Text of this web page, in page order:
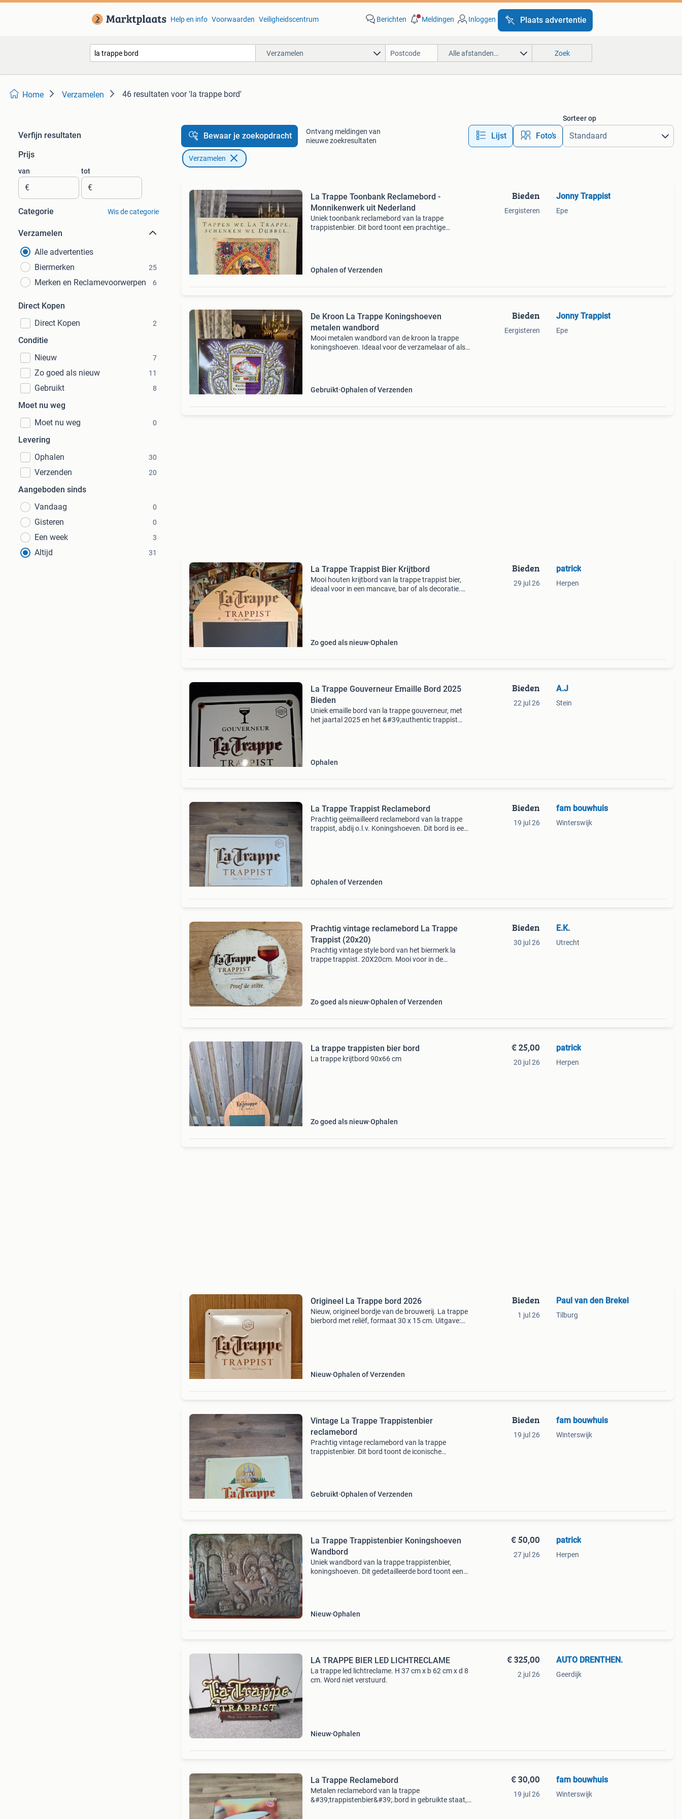
Help en info Voorwaarden Veiligheidscentrum Berichten Meldingen Inloggen Plaats advertentie
Verzamelen Alle afstanden… Zoek
Home Verzamelen 46 resultaten voor 'la trappe bord'
Verfijn resultaten
Prijs
van
€
tot
€
Categorie Wis de categorie
Verzamelen
Alle advertenties
Biermerken
25
Merken en Reclamevoorwerpen 6
Direct Kopen
Direct Kopen
2
Conditie
Nieuw
7
Zo goed als nieuw 11
Gebruikt 8
Moet nu weg
Moet nu weg
0
Levering
Ophalen
30
Verzenden 20
Aangeboden sinds
Vandaag
0
Gisteren 0
Een week 3
Altijd 31
Bewaar je zoekopdracht
Ontvang meldingen van
nieuwe zoekresultaten
Lijst Foto’s
Sorteer op
Verzamelen
La Trappe Toonbank Reclamebord -
Monnikenwerk uit Nederland
Uniek toonbank reclamebord van la trappe
trappistenbier. Dit bord toont een prachtige
Ophalen of Verzenden
Bieden
Eergisteren
Jonny Trappist
Epe
De Kroon La Trappe Koningshoeven
metalen wandbord
Mooi metalen wandbord van de kroon la trappe
koningshoeven. Ideaal voor de verzamelaar of als
Gebruikt Ophalen of Verzenden
Bieden
Eergisteren
Jonny Trappist
Epe
La Trappe Trappist Bier Krijtbord
Mooi houten krijtbord van la trappe trappist bier,
ideaal voor in een mancave, bar of als decoratie.
Zo goed als nieuw Ophalen
Bieden
29 jul 26
patrick
Herpen
La Trappe Gouverneur Emaille Bord 2025
Bieden
Uniek emaille bord van la trappe gouverneur, met
het jaartal 2025 en het &#39;authentic trappist
Ophalen
Bieden
22 jul 26
A.J
Stein
La Trappe Trappist Reclamebord
Prachtig geëmailleerd reclamebord van la trappe
trappist, abdij o.l.v. Koningshoeven. Dit bord is een
Ophalen of Verzenden
Bieden
19 jul 26
fam bouwhuis
Winterswijk
Prachtig vintage reclamebord La Trappe
Trappist (20x20)
Prachtig vintage style bord van het biermerk la
trappe trappist. 20X20cm. Mooi voor in de
Zo goed als nieuw Ophalen of Verzenden
Bieden
30 jul 26
E.K.
Utrecht
La trappe trappisten bier bord
La trappe krijtbord 90x66 cm
Zo goed als nieuw Ophalen
€ 25,00
20 jul 26
patrick
Herpen
Origineel La Trappe bord 2026
Nieuw, origineel bordje van de brouwerij. La trappe
bierbord met reliëf, formaat 30 x 15 cm. Uitgave:
Nieuw Ophalen of Verzenden
Bieden
1 jul 26
Paul van den Brekel
Tilburg
Vintage La Trappe Trappistenbier
reclamebord
Prachtig vintage reclamebord van la trappe
trappistenbier. Dit bord toont de iconische
Gebruikt Ophalen of Verzenden
Bieden
19 jul 26
fam bouwhuis
Winterswijk
La Trappe Trappistenbier Koningshoeven
Wandbord
Uniek wandbord van la trappe trappistenbier,
koningshoeven. Dit gedetailleerde bord toont een
Nieuw Ophalen
€ 50,00
27 jul 26
patrick
Herpen
LA TRAPPE BIER LED LICHTRECLAME
La trappe led lichtreclame. H 37 cm x b 62 cm x d 8
cm. Word niet verstuurd.
Nieuw Ophalen
€ 325,00
2 jul 26
AUTO DRENTHEN.
Geerdijk
La Trappe Reclamebord
Metalen reclamebord van la trappe
&#39;trappistenbier&#39;.bord in gebruikte staat,
€ 30,00
19 jul 26
fam bouwhuis
Winterswijk